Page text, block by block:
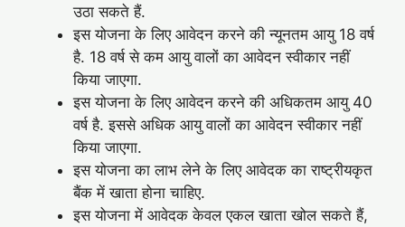
उठा सकते हैं.
इस योजना के लिए आवेदन करने की न्यूनतम आयु 18 वर्ष
है. 18 वर्ष से कम आयु वालों का आवेदन स्वीकार नहीं
किया जाएगा.
इस योजना के लिए आवेदन करने की अधिकतम आयु 40
वर्ष है. इससे अधिक आयु वालों का आवेदन स्वीकार नहीं
किया जाएगा.
इस योजना का लाभ लेने के लिए आवेदक का राष्ट्रीयकृत
बैंक में खाता होना चाहिए.
इस योजना में आवेदक केवल एकल खाता खोल सकते हैं,